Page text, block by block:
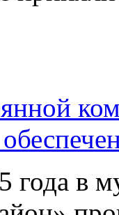
года в